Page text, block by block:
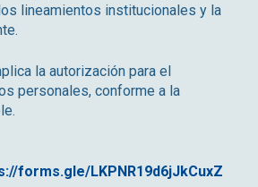
lineamientos institucionales y la
la autorización para el
personales, conforme a la
forms.gle/LKPNR19d6jJkCuxZ